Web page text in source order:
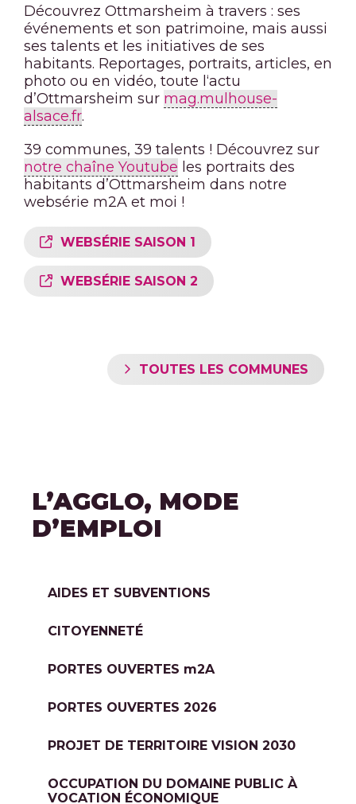
Découvrez Ottmarsheim à travers : ses
événements et son patrimoine, mais aussi
ses talents et les initiatives de ses
habitants. Reportages, portraits, articles, en
photo ou en vidéo, toute l‘actu
d’Ottmarsheim sur mag.mulhouse-
alsace.fr.
39 communes, 39 talents ! Découvrez sur
notre chaîne Youtube les portraits des
habitants d’Ottmarsheim dans notre
websérie m2A et moi !
WEBSÉRIE SAISON 1
WEBSÉRIE SAISON 2
TOUTES LES COMMUNES
L’AGGLO, MODE
D’EMPLOI
AIDES ET SUBVENTIONS
CITOYENNETÉ
PORTES OUVERTES m2A
PORTES OUVERTES 2026
PROJET DE TERRITOIRE VISION 2030
OCCUPATION DU DOMAINE PUBLIC À
VOCATION ÉCONOMIQUE